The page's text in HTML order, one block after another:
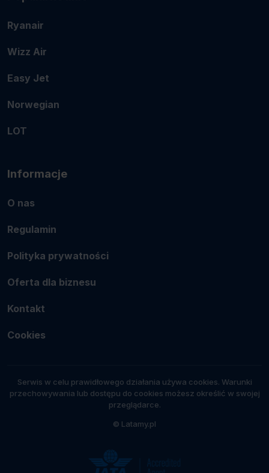
Ryanair
Wizz Air
Easy Jet
Norwegian
LOT
Informacje
O nas
Regulamin
Polityka prywatności
Oferta dla biznesu
Kontakt
Cookies
Serwis w celu prawidłowego działania używa cookies. Warunki
przechowywania lub dostępu do cookies możesz określić w swojej
przeglądarce.
© Latamy.pl